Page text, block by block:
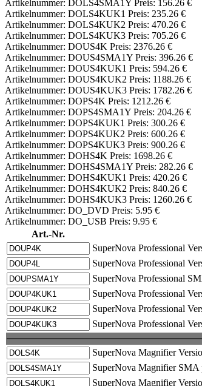
Artikelnummer: DOLS4SMA1Y Preis: 156.26 €
Artikelnummer: DOLS4KUK1 Preis: 235.26 €
Artikelnummer: DOLS4KUK2 Preis: 470.26 €
Artikelnummer: DOLS4KUK3 Preis: 705.26 €
Artikelnummer: DOUS4K Preis: 2376.26 €
Artikelnummer: DOUS4SMA1Y Preis: 396.26 €
Artikelnummer: DOUS4KUK1 Preis: 594.26 €
Artikelnummer: DOUS4KUK2 Preis: 1188.26 €
Artikelnummer: DOUS4KUK3 Preis: 1782.26 €
Artikelnummer: DOPS4K Preis: 1212.26 €
Artikelnummer: DOPS4SMA1Y Preis: 204.26 €
Artikelnummer: DOPS4KUK1 Preis: 300.26 €
Artikelnummer: DOPS4KUK2 Preis: 600.26 €
Artikelnummer: DOPS4KUK3 Preis: 900.26 €
Artikelnummer: DOHS4K Preis: 1698.26 €
Artikelnummer: DOHS4SMA1Y Preis: 282.26 €
Artikelnummer: DOHS4KUK1 Preis: 420.26 €
Artikelnummer: DOHS4KUK2 Preis: 840.26 €
Artikelnummer: DOHS4KUK3 Preis: 1260.26 €
Artikelnummer: DO_DVD Preis: 5.95 €
Artikelnummer: DO_USB Preis: 9.95 €
Art.-Nr.
SuperNova Professional
SuperNova Professional
SuperNova Professional
SuperNova Professional
SuperNova Professional
SuperNova Professional
SuperNova Magnifier
SuperNova Magnifier SMA
SuperNova Magnifier